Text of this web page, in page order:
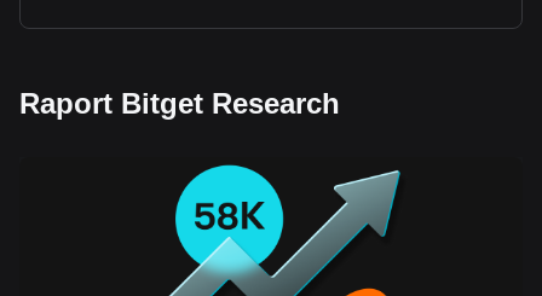
Raport Bitget Research